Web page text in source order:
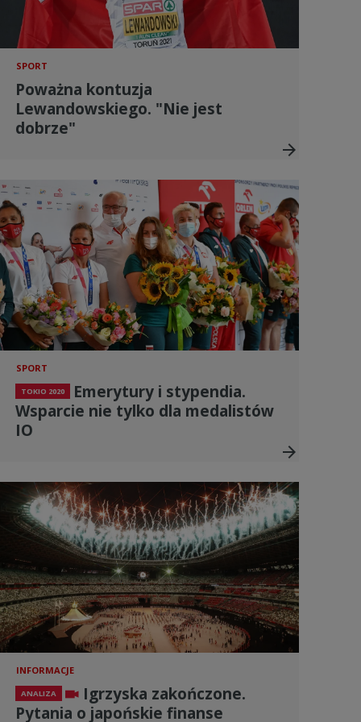
SPORT
Poważna kontuzja
Lewandowskiego. "Nie jest
dobrze"
arrow_forward
SPORT
TOKIO 2020
Emerytury i stypendia.
Wsparcie nie tylko dla medalistów
IO
arrow_forward
INFORMACJE
ANALIZA
Igrzyska zakończone.
Pytania o japońskie finanse